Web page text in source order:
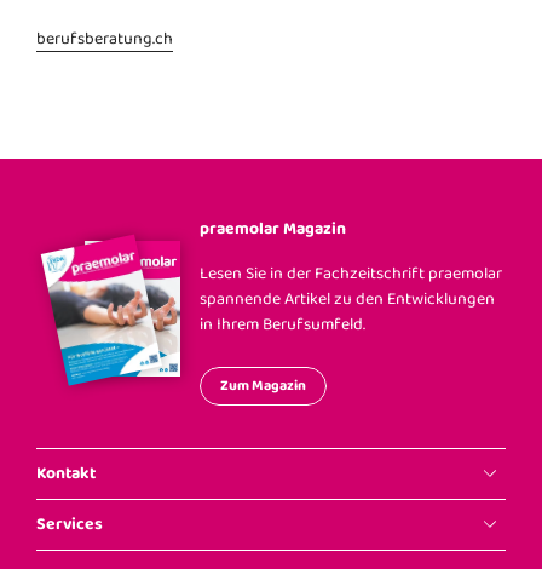
berufsberatung.ch
praemolar Magazin
Lesen Sie in der Fachzeitschrift praemolar
spannende Artikel zu den Entwicklungen
in Ihrem Berufsumfeld.
Zum Magazin
Kontakt
Services